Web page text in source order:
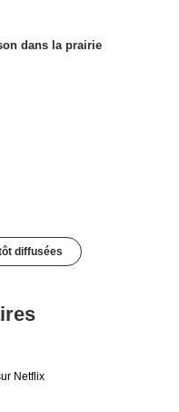
dans la prairie
diffusées
Netflix